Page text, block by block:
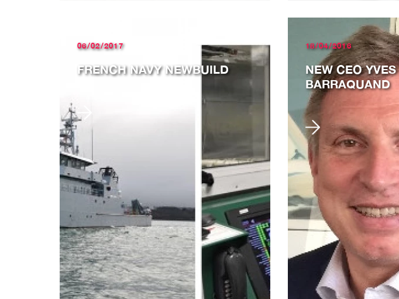
06/02/2017
FRENCH NAVY NEWBUILD
18/04/2016
NEW CEO YVES
BARRAQUAND